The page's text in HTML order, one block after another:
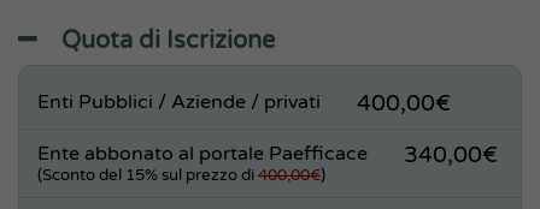
Quota di Iscrizione
Enti Pubblici / Aziende / privati 400,00€
Ente abbonato al portale Paefficace
(Sconto del 15% sul prezzo di400,00€)
340,00€